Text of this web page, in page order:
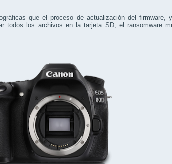
que el proceso de actualización del firmware,
todos los archivos en la tarjeta SD, el ransomware